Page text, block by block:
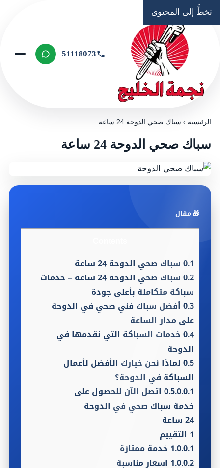
تخطَّ إلى المحتوى
51118073
الرئيسية ›سباك صحي الدوحة 24 ساعة
سباك صحي الدوحة 24 ساعة
🎁 مقال
0.1سباك صحي الدوحة 24 ساعة
0.2
سباك صحي الدوحة 24 ساعة – خدمات
سباكة متكاملة بأعلى جودة
0.3أفضل سباك فني صحي في الدوحة
على مدار الساعة
0.4خدمات السباكة التي نقدمها في
الدوحة
0.5لماذا نحن خيارك الأفضل لأعمال
السباكة في الدوحة؟
0.5.0.0.1اتصل الآن للحصول على
خدمة سباك صحي في الدوحة
24 ساعة
1 التقييم
1.0.0.1 خدمة ممتازة
1.0.0.2 اسعار مناسبة